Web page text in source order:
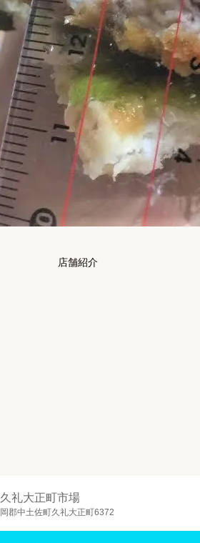
店舗紹介
久礼大正町市場
郡中土佐町久礼大正町6372